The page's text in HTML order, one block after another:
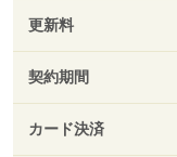
更新料
契約期間
カード決済